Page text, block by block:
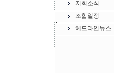
지회소식
조합일정
헤드라인뉴스